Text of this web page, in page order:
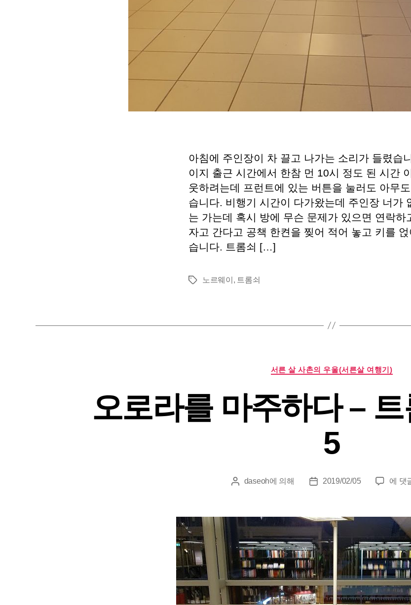
아침에 주인장이 차 끌고 나가는 소리가 들렸습
이지 출근 시간에서 한참 먼 10시 정도 된 시간
웃하려는데 프런트에 있는 버튼을 눌러도 아무
습니다. 비행기 시간이 다가왔는데 주인장 너가
는 가는데 혹시 방에 무슨 문제가 있으면 연락하
자고 간다고 공책 한켠을 찢어 적어 놓고 키를
습니다. 트롬쇠 […]
태
노르웨이 , 트롬쇠
카
테
리
서른 살 사촌의 우울(서른살 여행기)
오로라를 마주하다 –
5
게
작
성
자
daseoh에 의해
게
날
2019/02/05
오
를
마
주
하
다
–
트
롬
에 댓